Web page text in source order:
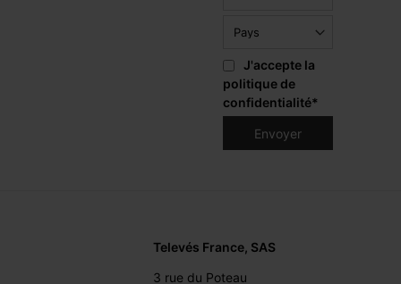
J'accepte la
politique de
confidentialité*
Televés France, SAS
3 rue du Poteau